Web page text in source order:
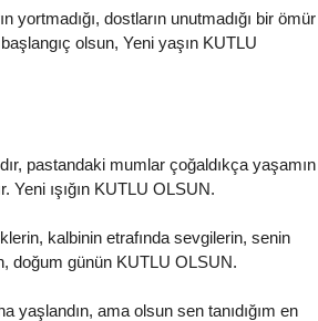
yortmadığı, dostların unutmadığı bir ömür
olsun, Yeni yaşın KUTLU
pastandaki mumlar çoğaldıkça yaşamın
Yeni ışığın KUTLU OLSUN.
kalbinin etrafında sevgilerin, senin
doğum günün KUTLU OLSUN.
yaşlandın, ama olsun sen tanıdığım en